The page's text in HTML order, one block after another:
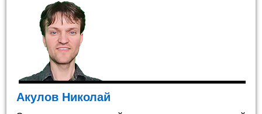
Акулов Николай